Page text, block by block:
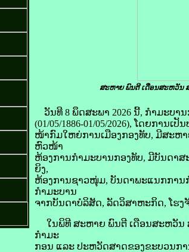
ສະຫາຍ ພົນຕີ ເດືອນສະຫວັນ
ວັນທີ 8 ພຶດສະພາ 2026 ນີ້, ກໍາມະບ
(01/05/1886-01/05/2026), ໂດຍກາ
ໜ້າກົມໃຫຍ່ການເມືອງກອງທັບ, ມີສະຫ
ຫົວໜ້າ
ຫ້ອງການກຳມະບານກອງທັບ, ມີບັນດາ
ຍິງ,
ຫ້ອງການຊາວໜຸ່ມ, ບັນດາພະແນກການ
ກຳມະບານ
ຈາກບັນດາບໍລິສັດ, ລັດວິສາຫະກິດ, ໂຮງ
ໃນພິທີ ສະຫາຍ ພົນຕີ ເດືອນສະຫວັນ
ກຳມະ
ກອນ ແລະ ປະຫວັດສາດຂອງຂະບວນກ